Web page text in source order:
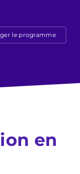
le programme
en